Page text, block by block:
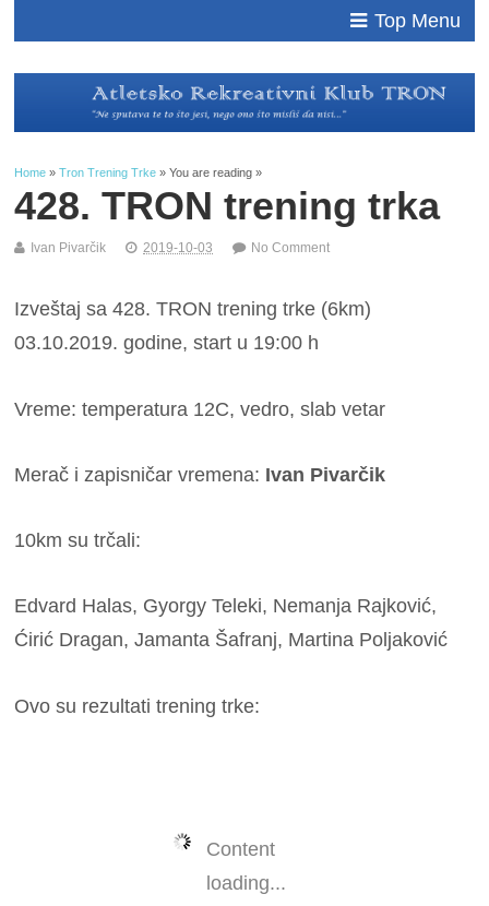
Top Menu
Home »Tron Trening Trke » You are reading »
428. TRON trening trka
Ivan Pivarčik 2019-10-03 No Comment
Izveštaj sa 428. TRON trening trke (6km)
03.10.2019. godine, start u 19:00 h
Vreme: temperatura 12C, vedro, slab vetar
Merač i zapisničar vremena: Ivan Pivarčik
10km su trčali:
Edvard Halas, Gyorgy Teleki, Nemanja Rajković,
Ćirić Dragan, Jamanta Šafranj, Martina Poljaković
Ovo su rezultati trening trke:
Content
loading...